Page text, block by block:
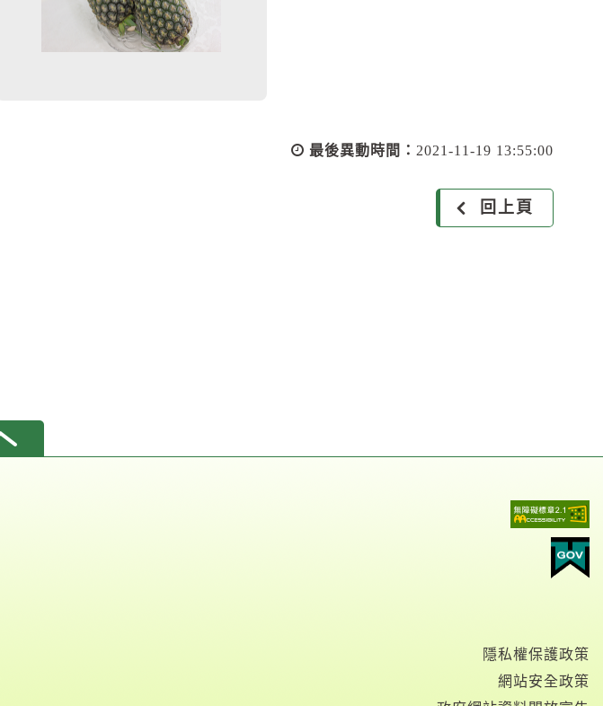
最後異動時間： 2021-11-19 13:55:00
回上頁
隱私權保護政策
網站安全政策